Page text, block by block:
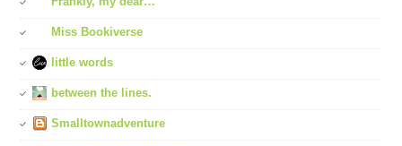
Miss Bookiverse
little words
between the lines.
Smalltownadventure